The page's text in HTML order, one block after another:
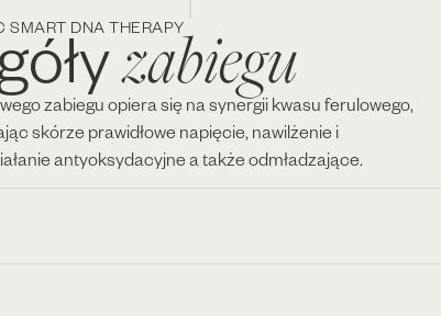
SMART DNA THERAPYzabiegu
zabiegu opiera się na synergii kwasu ferulowego,
skórze prawidłowe napięcie, nawilżenie i
antyoksydacyjne a także odmładzające.